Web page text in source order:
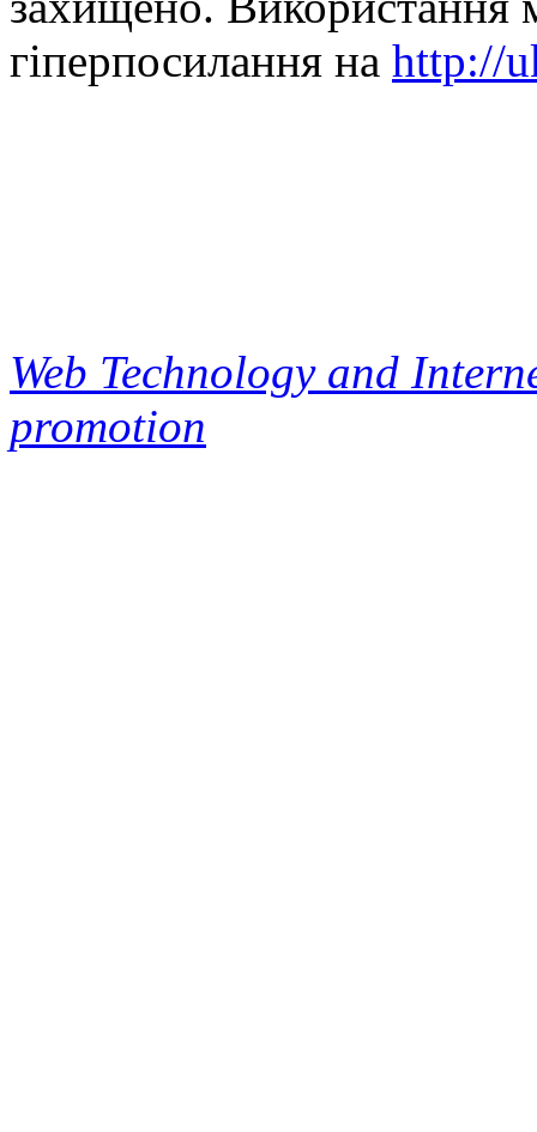
гіперпосилання на http://
Web Technology and
promotion